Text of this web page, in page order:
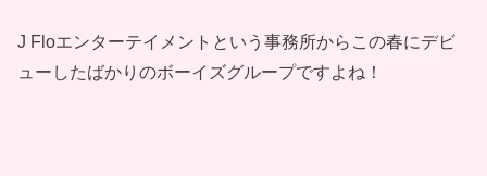
J Floエンターテイメントという事務所からこの春にデビ
ューしたばかりのボーイズグループですよね！